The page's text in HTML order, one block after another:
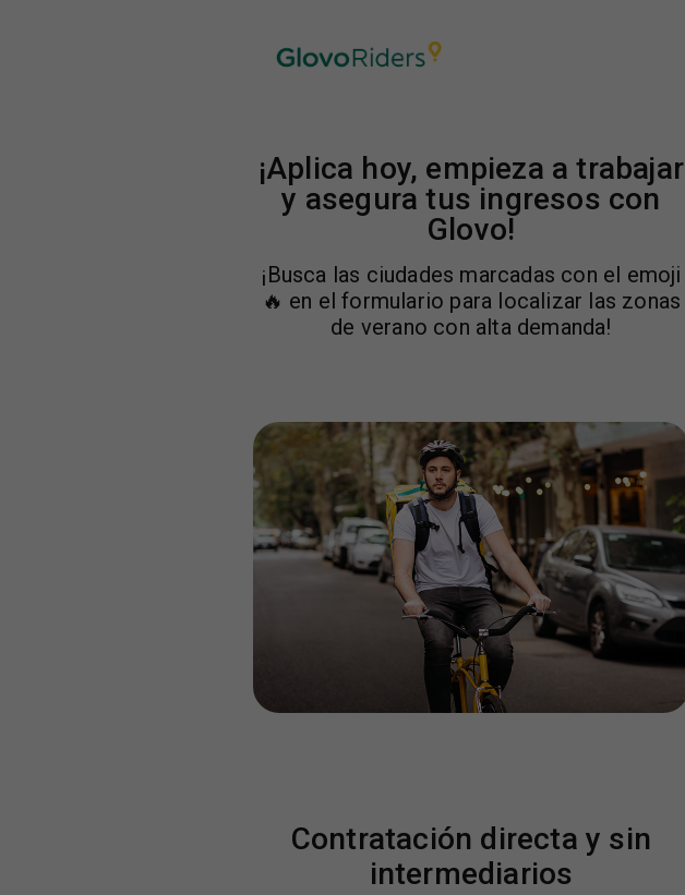
¡Aplica hoy, empieza a trabajar
y asegura tus ingresos con
Glovo!
¡Busca las ciudades marcadas con el emoji
🔥 en el formulario para localizar las zonas
de verano con alta demanda!
Contratación directa y sin
intermediarios